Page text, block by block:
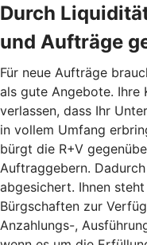
Durch
und Aufträge
Für neue Aufträge
als gute Angebote. Ihre
verlassen, dass Ihr
in vollem Umfang
bürgt die R+V
Auftraggebern.
abgesichert. Ihnen
Bürgschaften zur
Anzahlungs-,